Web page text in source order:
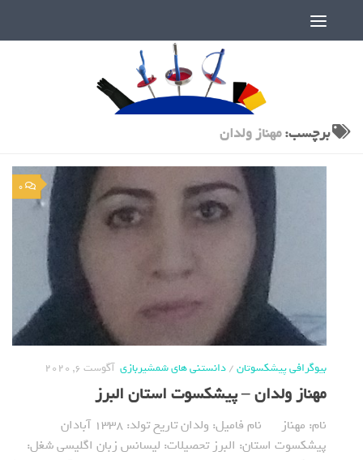
برچسب:مهناز ولدان
0
بیوگرافی پیشکسوتان/دانستنی های شمشیربازی آگوست 6, 2020
مهناز ولدان – پیشکسوت استان البرز
نام: مهناز نام فامیل: ولدان تاریخ تولد: 1338 آبادان
پیشکسوت استان: البرز تحصیلات: لیسانس زبان اگلیسی شغل: